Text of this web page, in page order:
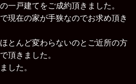
一戸建てをご成約頂きました。
現在の家が手狭なのでお求め頂き
とんど変わらないのとご近所の方
頂きました。
した。